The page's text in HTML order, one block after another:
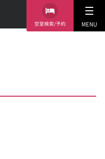
空室検索/予約 MENU